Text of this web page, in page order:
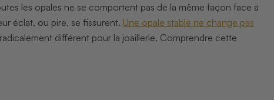
les opales ne se comportent pas de la même façon face à
éclat, ou pire, se fissurent. Une opale stable ne change pas
différent pour la joaillerie. Comprendre cette